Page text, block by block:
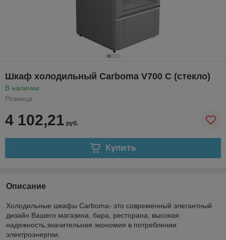
Шкаф холодильный Carboma V700 С (стекло)
В наличии
Розница
4 102,21 руб.
Купить
Описание
Холодильные шкафы Carboma- это современный элегантный
дизайн Вашего магазина, бара, ресторана, высокая
надежность,значительная экономия в потреблении
электроэнергии.